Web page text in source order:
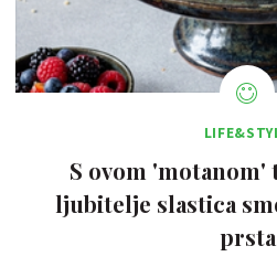
S ovom 'motanom'
ljubitelje slastica
prsta